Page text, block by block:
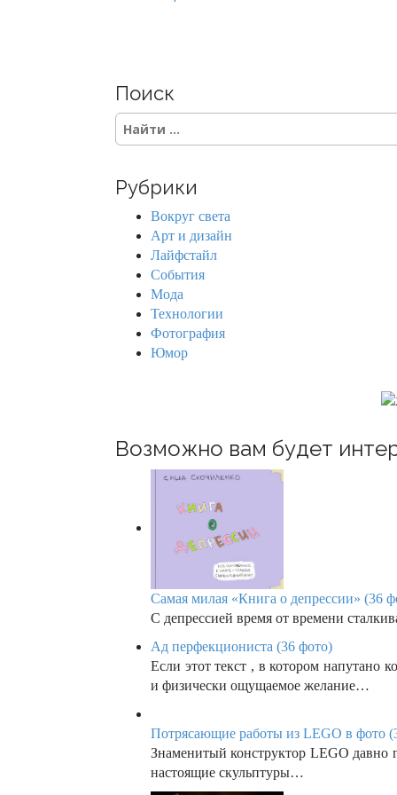
t
s
n
a
o
Поиск
S
e
c
Рубрики
Вокруг света
Арт и дизайн
Лайфстайл
События
Мода
Технологии
Фотография
Юмор
Возможно вам будет
Самая милая «Книга о депрессии» (36
С депрессией время от времени
Ад перфекциониста (36 фото)
Если этот текст , в котором напутано
и физически ощущаемое желание…
Потрясающие работы из LEGO в фото
Знаменитый конструктор LEGO давно
настоящие скульптуры…